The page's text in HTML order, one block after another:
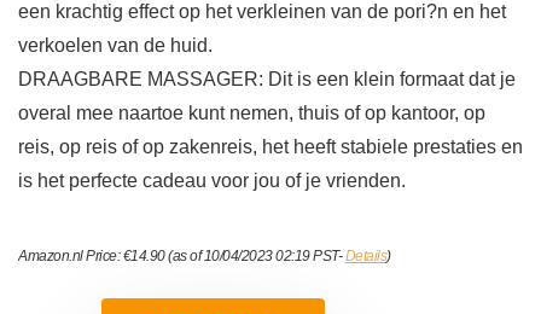
een krachtig effect op het verkleinen van de pori?n en het
verkoelen van de huid.
DRAAGBARE MASSAGER: Dit is een klein formaat dat je
overal mee naartoe kunt nemen, thuis of op kantoor, op
reis, op reis of op zakenreis, het heeft stabiele prestaties en
is het perfecte cadeau voor jou of je vrienden.
Amazon.nl Price:€14.90(as of 10/04/2023 02:19 PST-Details)